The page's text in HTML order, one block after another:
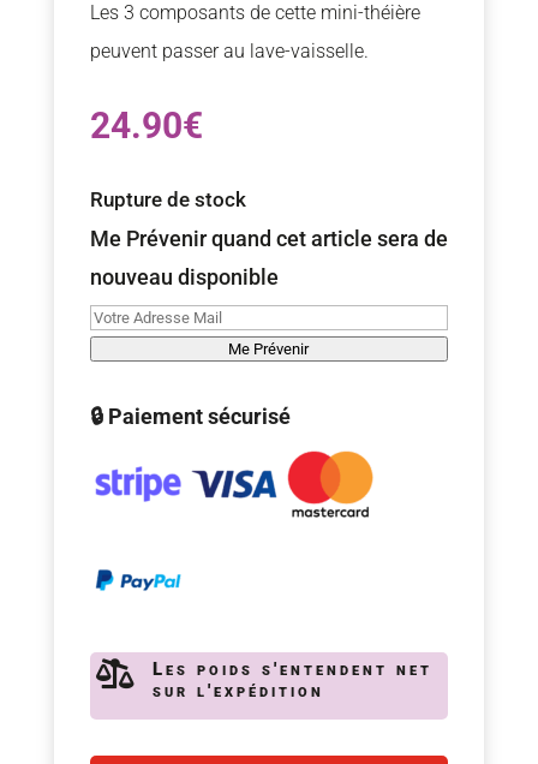
Les 3 composants de cette mini-théière
peuvent passer au lave-vaisselle.
24.90€
Rupture de stock
Me Prévenir quand cet article sera de
nouveau disponible
Me Prévenir
🔒 Paiement sécurisé

Les poids s'entendent net
sur l'expédition